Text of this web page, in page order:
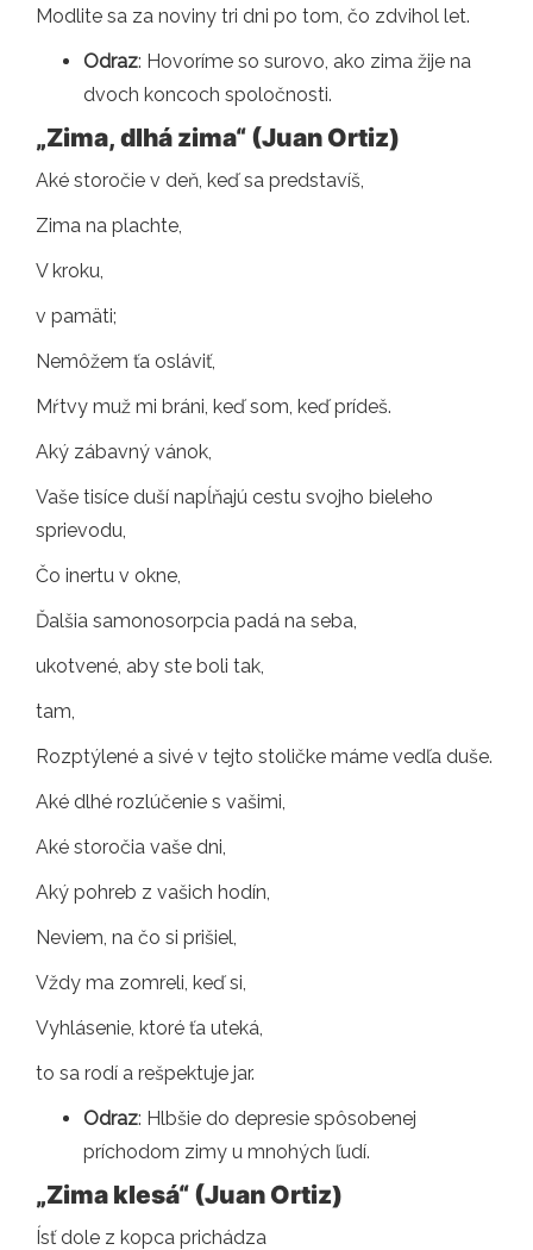
Modlite sa za noviny tri dni po tom, čo zdvihol let.
Odraz: Hovoríme so surovo, ako zima žije na
dvoch koncoch spoločnosti.
„Zima, dlhá zima“ (Juan Ortiz)
Aké storočie v deň, keď sa predstavíš,
Zima na plachte,
V kroku,
v pamäti;
Nemôžem ťa osláviť,
Mŕtvy muž mi bráni, keď som, keď prídeš.
Aký zábavný vánok,
Vaše tisíce duší napĺňajú cestu svojho bieleho
sprievodu,
Čo inertu v okne,
Ďalšia samonosorpcia padá na seba,
ukotvené, aby ste boli tak,
tam,
Rozptýlené a sivé v tejto stoličke máme vedľa duše.
Aké dlhé rozlúčenie s vašimi,
Aké storočia vaše dni,
Aký pohreb z vašich hodín,
Neviem, na čo si prišiel,
Vždy ma zomreli, keď si,
Vyhlásenie, ktoré ťa uteká,
to sa rodí a rešpektuje jar.
Odraz: Hlbšie do depresie spôsobenej
príchodom zimy u mnohých ľudí.
„Zima klesá“ (Juan Ortiz)
Ísť dole z kopca prichádza